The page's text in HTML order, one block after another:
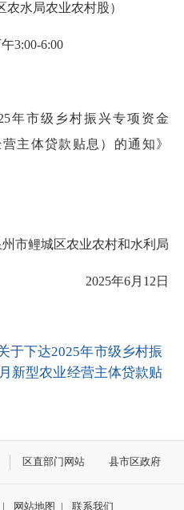
水局农业农村股）
3:00-6:00
市级乡村振兴专项资金
营主体贷款贴息）的通知》
鲤城区农业农村和水利局
2025年6月12日
于下达2025年市级乡村振
新型农业经营主体贷款贴
区直部门网站 县市区政府
| 网站地图 | 联系我们